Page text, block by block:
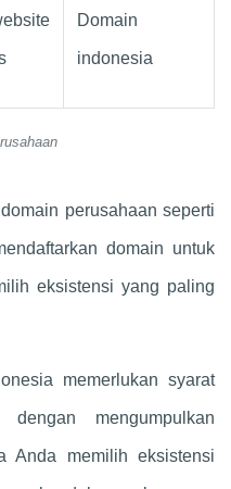
Domain
indonesia
perusahaan seperti
domain untuk
eksistensi yang paling
memerlukan syarat
mengumpulkan
Anda memilih eksistensi